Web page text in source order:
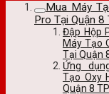
Mua Máy
Pro Tại Quận 8
Đập Hộp
Máy Tạo
Tại Quận
Ứng
Tạo Oxy
Quận 8